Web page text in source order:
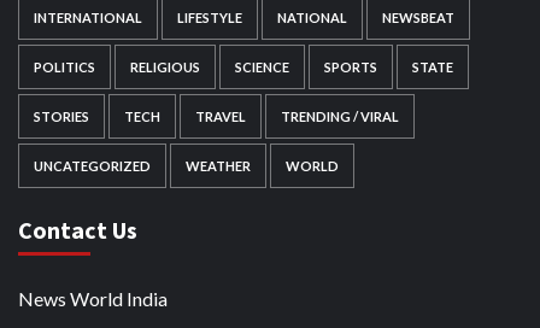
INTERNATIONAL LIFESTYLE NATIONAL NEWSBEAT
POLITICS RELIGIOUS SCIENCE SPORTS STATE
STORIES TECH TRAVEL TRENDING / VIRAL
UNCATEGORIZED WEATHER WORLD
Contact Us
News World India